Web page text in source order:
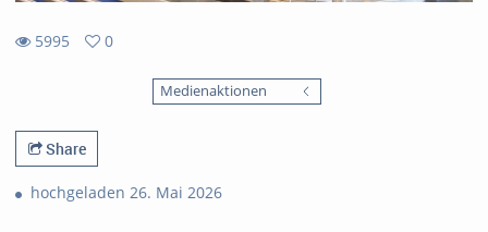
5995
0
Medienaktionen
Share
hochgeladen 26. Mai 2026